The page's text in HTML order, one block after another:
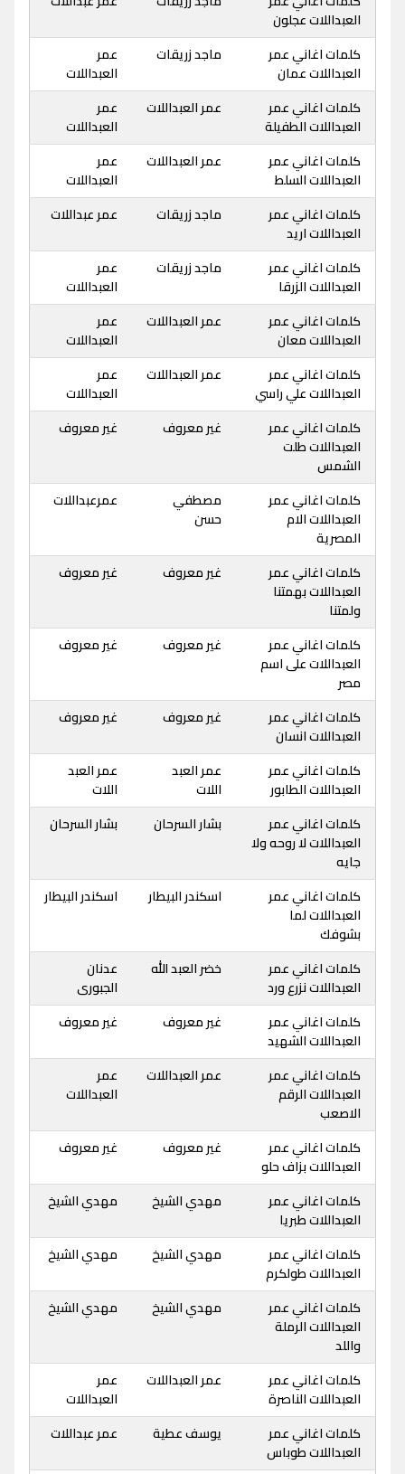
العبداللات عجلون
كلمات اغاني عمر
العبداللات عمان
ماجد زريقات
عمر
العبداللات
كلمات اغاني عمر
العبداللات الطفيلة
عمر العبداللات
عمر
العبداللات
كلمات اغاني عمر
العبداللات السلط
عمر العبداللات
عمر
العبداللات
كلمات اغاني عمر
العبداللات اريد
ماجد زريقات عمر عبداللات
كلمات اغاني عمر
العبداللات الزرقا
ماجد زريقات
عمر
العبداللات
كلمات اغاني عمر
العبداللات معان
عمر العبداللات
عمر
العبداللات
كلمات اغاني عمر
العبداللات علي راسي
عمر العبداللات
عمر
العبداللات
كلمات اغاني عمر
العبداللات طلت
الشمس
غير معروف غير معروف
كلمات اغاني عمر
العبداللات الام
المصرية
مصطفي
حسن
عمرعبداللات
كلمات اغاني عمر
العبداللات بهمتنا
ولمتنا
غير معروف غير معروف
كلمات اغاني عمر
العبداللات على اسم
مصر
غير معروف غير معروف
كلمات اغاني عمر
العبداللات انسان
غير معروف غير معروف
كلمات اغاني عمر
العبداللات الطابور
عمر العبد
اللات
عمر العبد
اللات
كلمات اغاني عمر
العبداللات لا روحه ولا
جايه
بشار السرحان بشار السرحان
كلمات اغاني عمر
العبداللات لما
بشوفك
اسكندر البيطار اسكندر البيطار
كلمات اغاني عمر
العبداللات نزرع ورد
خضر العبد الله
عدنان
الجبورى
كلمات اغاني عمر
العبداللات الشهيد
غير معروف غير معروف
كلمات اغاني عمر
العبداللات الرقم
الاصعب
عمر العبداللات
عمر
العبداللات
كلمات اغاني عمر
العبداللات بزاف حلو
غير معروف غير معروف
كلمات اغاني عمر
العبداللات طبريا
مهدي الشيخ مهدي الشيخ
كلمات اغاني عمر
العبداللات طولكرم
مهدي الشيخ مهدي الشيخ
كلمات اغاني عمر
العبداللات الرملة
واللد
مهدي الشيخ مهدي الشيخ
كلمات اغاني عمر
العبداللات الناصرة
عمر العبداللات
عمر
العبداللات
كلمات اغاني عمر
العبداللات طوباس
يوسف عطية عمر عبداللات